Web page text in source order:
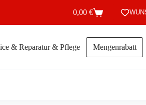
Warenkorb
0,00 €
& Reparatur & Pflege Mengenrabatt